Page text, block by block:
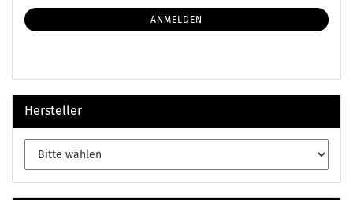
ANMELDUNG
ANMELDEN
Hersteller